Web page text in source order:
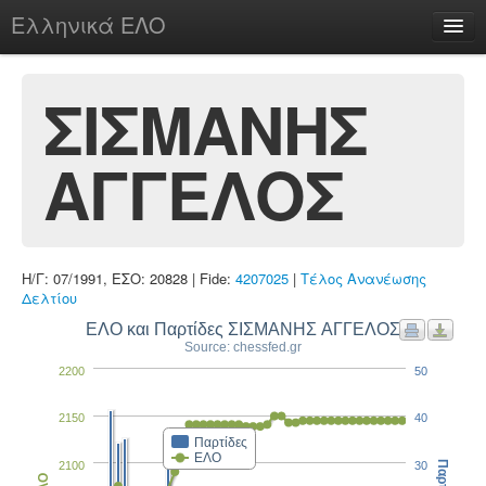
Ελληνικά ΕΛΟ
chesstu.be @ discord
Login
ΣΙΣΜΑΝΗΣ
ΑΓΓΕΛΟΣ
Η/Γ: 07/1991, ΕΣΟ: 20828 | Fide: 4207025 | Τέλος Ανανέωσης
Δελτίου
ΕΛΟ και Παρτίδες ΣΙΣΜΑΝΗΣ ΑΓΓΕΛΟΣ
Source: chessfed.gr
Παρτίδες
ΕΛΟ
2100
2150
2200
30
40
50